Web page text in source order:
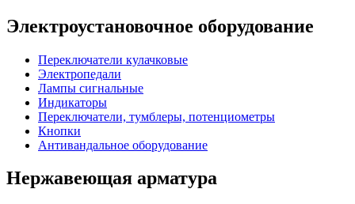
Электроустановочное оборудование
Переключатели кулачковые
Электропедали
Лампы сигнальные
Индикаторы
Переключатели, тумблеры, потенциометры
Кнопки
Антивандальное оборудование
Нержавеющая арматура